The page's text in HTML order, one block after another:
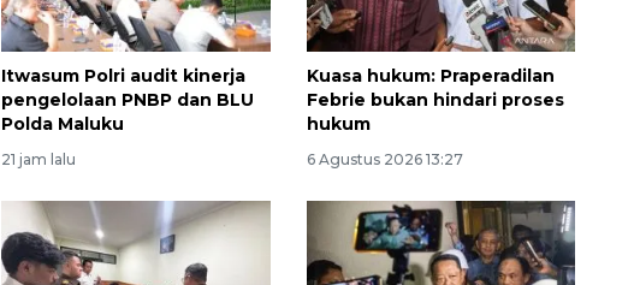
Itwasum Polri audit kinerja
pengelolaan PNBP dan BLU
Polda Maluku
21 jam lalu
Kuasa hukum: Praperadilan
Febrie bukan hindari proses
hukum
6 Agustus 2026 13:27
Ekspedisi Rupiah Berdaulat
2026 sambangi Papua
2026-08-06 13:15:00